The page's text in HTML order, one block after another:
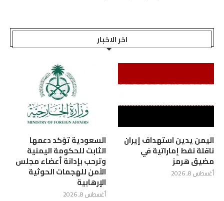
اخر الاخبار
اليمن يدين استهداف إيران
ناقلة نفط إماراتية في
مضيق هرمز
أغسطس 8, 2026
السعودية تؤكد دعمها
الثابت للحكومة اليمنية
وترحب بإدانة أعضاء مجلس
الأمن للهجمات الحوثية
الإرهابية
أغسطس 8, 2026